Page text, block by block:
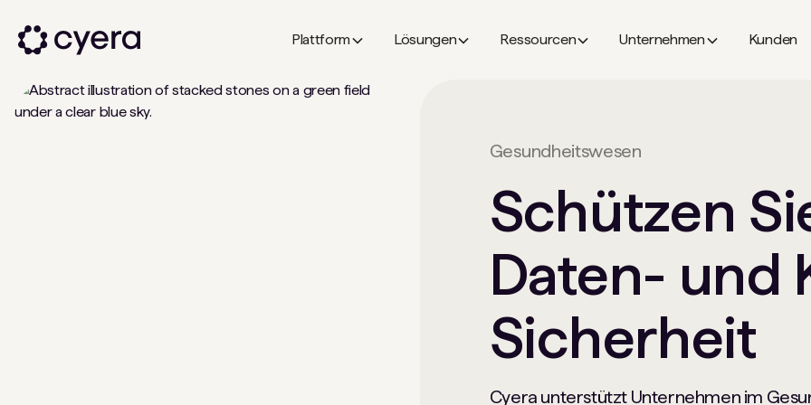
Plattform Lösungen Ressourcen Unternehmen Kunden
Gesundheitswesen
Schützen
Daten- und
Sicherheit
Cyera unterstützt Unternehmen im